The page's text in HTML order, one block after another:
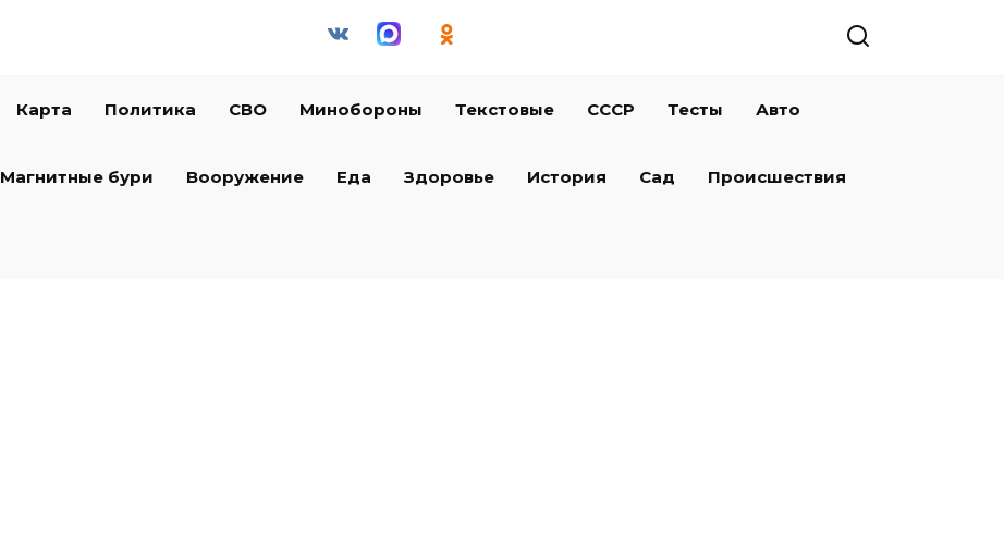
Карта Политика СВО Минобороны Текстовые СССР Тесты Авто
Магнитные бури Вооружение Еда Здоровье История Сад Происшествия